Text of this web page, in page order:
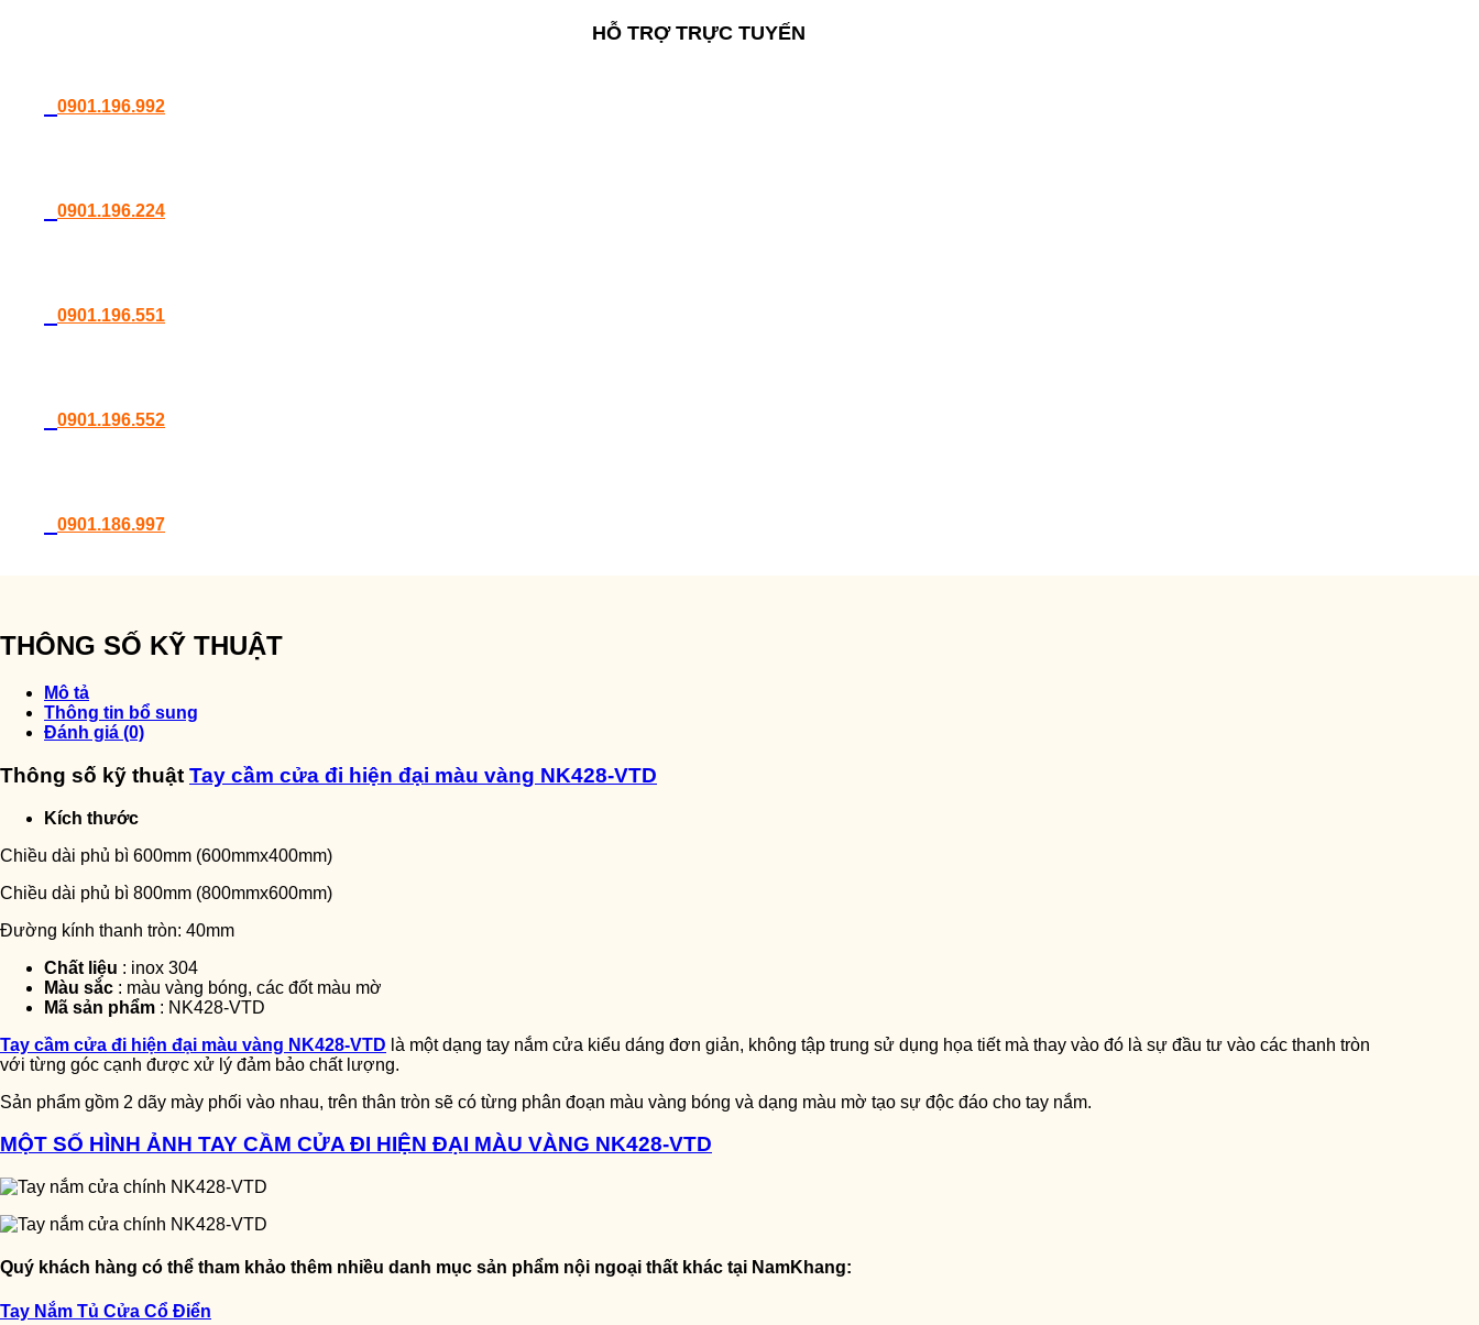
HỖ TRỢ TRỰC TUYẾN
0901.196.992
0901.196.224
0901.196.551
0901.196.552
0901.186.997
THÔNG SỐ KỸ THUẬT
Mô tả
Thông tin bổ sung
Đánh giá (0)
Thông số kỹ thuật Tay cầm cửa đi hiện đại màu vàng NK428-VTD
Kích thước
Chiều dài phủ bì 600mm (600mmx400mm)
Chiều dài phủ bì 800mm (800mmx600mm)
Đường kính thanh tròn: 40mm
Chất liệu : inox 304
Màu sắc : màu vàng bóng, các đốt màu mờ
Mã sản phẩm : NK428-VTD
Tay cầm cửa đi hiện đại màu vàng NK428-VTD là một dạng tay nắm cửa kiểu dáng đơn giản, không tập trung sử dụng họa tiết mà thay vào đó là sự đầu tư vào các thanh tròn
với từng góc cạnh được xử lý đảm bảo chất lượng.
Sản phẩm gồm 2 dãy mày phối vào nhau, trên thân tròn sẽ có từng phân đoạn màu vàng bóng và dạng màu mờ tạo sự độc đáo cho tay nắm.
MỘT SỐ HÌNH ẢNH TAY CẦM CỬA ĐI HIỆN ĐẠI MÀU VÀNG NK428-VTD
Quý khách hàng có thể tham khảo thêm nhiều danh mục sản phẩm nội ngoại thất khác tại NamKhang:
Tay Nắm Tủ Cửa Cổ Điển